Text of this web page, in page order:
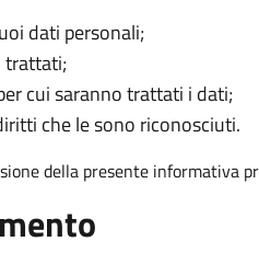
dati personali;
trattati;
cui saranno trattati i dati;
che le sono riconosciuti.
della presente informativa